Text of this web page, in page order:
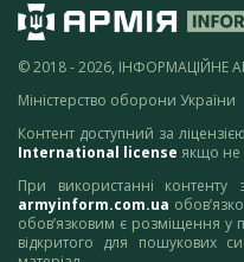
© 2018 - 2026, ІНФОРМАЦІЙНЕ
Міністерство оборони України
Контент доступний за ліцензією
International license якщо не
При використанні
armyinform.com.ua
обов’язковим є розміщення у
відкритого для пошукових